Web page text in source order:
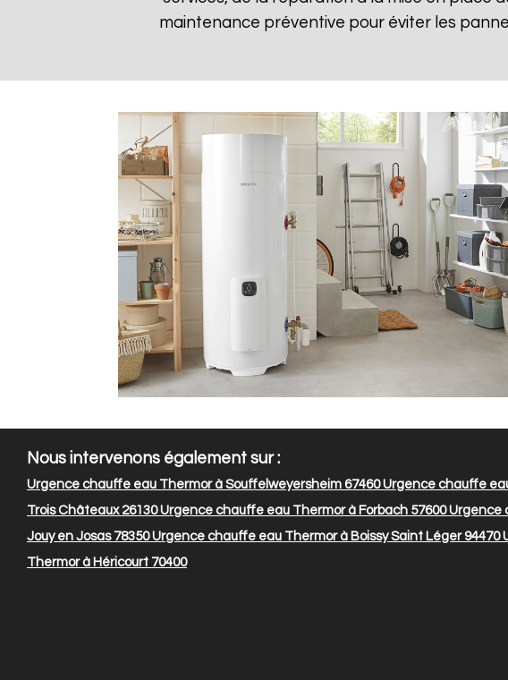
maintenance préventive pour éviter les
Nous intervenons également sur :
Urgence chauffe eau Thermor à Souffelweyersheim 67460Urgence chauffe
Trois Châteaux 26130Urgence chauffe eau Thermor à Forbach 57600Urgence
Jouy en Josas 78350Urgence chauffe eau Thermor à Boissy Saint Léger 94470
Thermor à Héricourt 70400